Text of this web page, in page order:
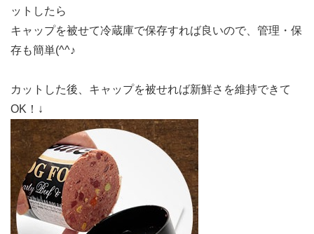
ットしたら
キャップを被せて冷蔵庫で保存すれば良いので、管理・保
存も簡単(^^♪
カットした後、キャップを被せれば新鮮さを維持できて
OK！↓